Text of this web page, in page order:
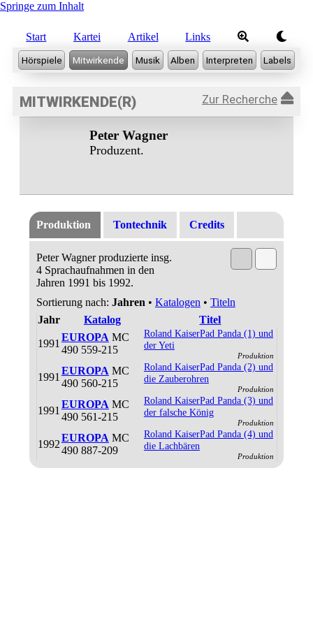
Springe zum Inhalt
Start Kartei Artikel Links
MITWIRKENDE(R) Zur Recherche
Peter Wagner
Produzent.
Produktion Tontechnik Credits
Peter Wagner produzierte insg.
4 Sprachaufnahmen in den
Jahren 1991 bis 1992.
Sortierung nach: Jahren • Katalogen • Titeln
Jahr
Katalog
Titel
1991
EUROPA MC
490 559-215
Roland KaiserPad Panda (1) und
der Yeti
Produktion
1991
EUROPA MC
490 560-215
Roland KaiserPad Panda (2) und
die Zauberohren
Produktion
1991
EUROPA MC
490 561-215
Roland KaiserPad Panda (3) und
der falsche König
Produktion
1992
EUROPA MC
490 887-209
Roland KaiserPad Panda (4) und
die Lachbären
Produktion